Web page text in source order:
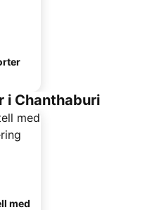
i Chanthaburi
med